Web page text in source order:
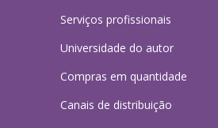
Serviços profissionais
Universidade do autor
Compras em quantidade
Canais de distribuição